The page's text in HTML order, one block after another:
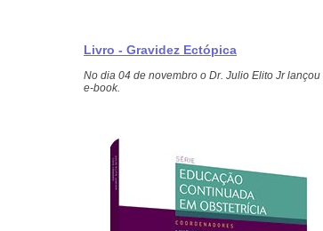
Livro - Gravidez Ectópica
No dia 04 de novembro o Dr. Julio Elito Jr
e-book.